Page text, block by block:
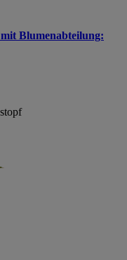
Blumenabteilung: